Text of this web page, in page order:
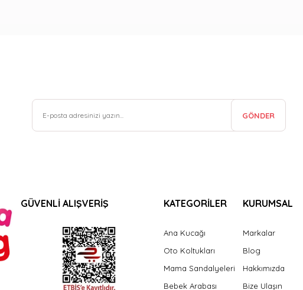
GÖNDER
GÜVENLİ ALIŞVERİŞ KATEGORİLER
Ana Kucağı
Oto Koltukları
Mama Sandalyeleri
Bebek Arabası
KURUMSAL
Markalar
Blog
Hakkımızda
Bize Ulaşın